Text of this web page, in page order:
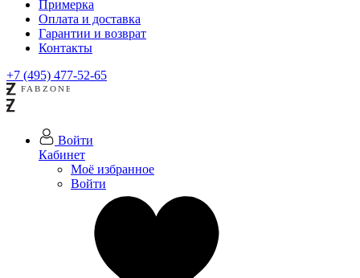
Примерка
Оплата и доставка
Гарантии и возврат
Контакты
+7 (495) 477-52-65
Войти
Кабинет
Моё избранное
Войти